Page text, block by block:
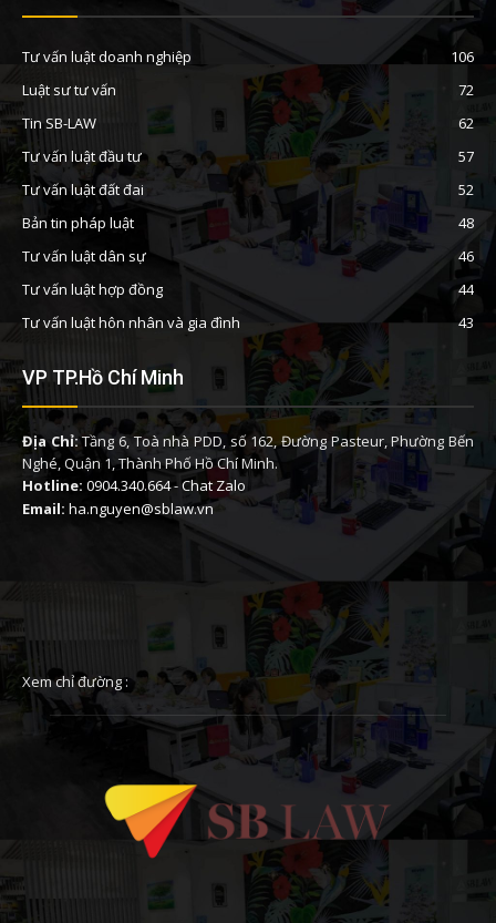
Tư vấn luật doanh nghiệp
106
Luật sư tư vấn
72
Tin SB-LAW
62
Tư vấn luật đầu tư
57
Tư vấn luật đất đai
52
Bản tin pháp luật
48
Tư vấn luật dân sự
46
Tư vấn luật hợp đồng
44
Tư vấn luật hôn nhân và gia đình
43
VP TP.Hồ Chí Minh
Địa Chỉ:Tầng 6, Toà nhà PDD, số 162, Đường Pasteur, Phường Bến
Nghé, Quận 1, Thành Phố Hồ Chí Minh.
Hotline: 0904.340.664-Chat Zalo
Email: ha.nguyen@sblaw.vn
Xem chỉ đường :